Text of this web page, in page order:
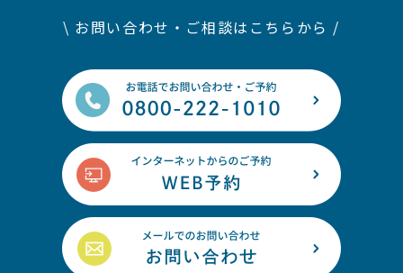
\ お問い合わせ・ご相談はこちらから /